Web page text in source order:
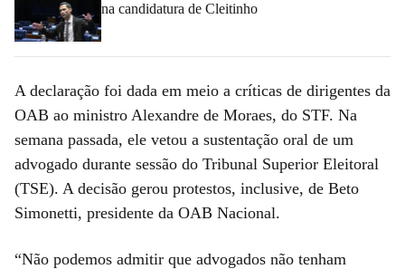
na candidatura de Cleitinho
A declaração foi dada em meio a críticas de dirigentes da
OAB ao ministro Alexandre de Moraes, do STF. Na
semana passada, ele vetou a sustentação oral de um
advogado durante sessão do Tribunal Superior Eleitoral
(TSE). A decisão gerou protestos, inclusive, de Beto
Simonetti, presidente da OAB Nacional.
“Não podemos admitir que advogados não tenham